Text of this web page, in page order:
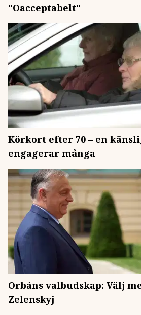
"Oacceptabelt"
Körkort efter 70 – en
engagerar många
Orbáns valbudskap: Välj
Zelenskyj